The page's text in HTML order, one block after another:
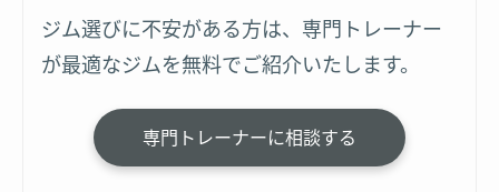
ジム選びに不安がある方は、専門トレーナー
が最適なジムを無料でご紹介いたします。
専門トレーナーに相談する